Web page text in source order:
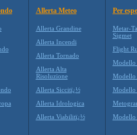
Allerta Meteo
Allerta Grandine
Allerta Incendi
Allerta Tornado
Allerta Alta
Risoluzione
Allerta Siccitï¿½
Allerta Idrologica
Allerta Viabilitï¿½
Per
Metar-
Sigmet
Flight
Modello
Modello
Modello
Modello